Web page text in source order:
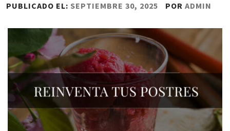
PUBLICADO EL: SEPTIEMBRE 30, 2025 POR ADMIN